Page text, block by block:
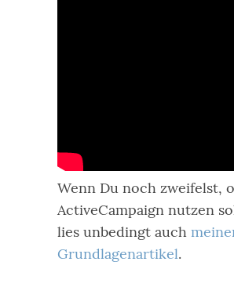
Wenn Du noch zweifelst,
ActiveCampaign nutzen
lies unbedingt auch
Grundlagenartikel.